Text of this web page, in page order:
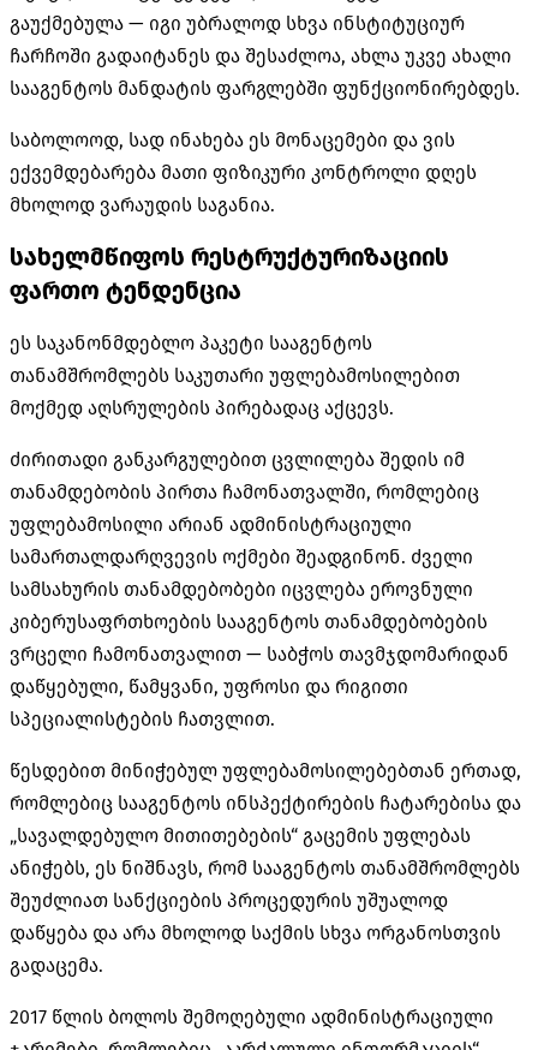
გაუქმებულა — იგი უბრალოდ სხვა ინსტიტუციურ
ჩარჩოში გადაიტანეს და შესაძლოა, ახლა უკვე ახალი
სააგენტოს მანდატის ფარგლებში ფუნქციონირებდეს.
საბოლოოდ, სად ინახება ეს მონაცემები და ვის
ექვემდებარება მათი ფიზიკური კონტროლი დღეს
მხოლოდ ვარაუდის საგანია.
სახელმწიფოს რესტრუქტურიზაციის
ფართო ტენდენცია
ეს საკანონმდებლო პაკეტი სააგენტოს
თანამშრომლებს საკუთარი უფლებამოსილებით
მოქმედ აღსრულების პირებადაც აქცევს.
ძირითადი განკარგულებით ცვლილება შედის იმ
თანამდებობის პირთა ჩამონათვალში, რომლებიც
უფლებამოსილი არიან ადმინისტრაციული
სამართალდარღვევის ოქმები შეადგინონ. ძველი
სამსახურის თანამდებობები იცვლება ეროვნული
კიბერუსაფრთხოების სააგენტოს თანამდებობების
ვრცელი ჩამონათვალით — საბჭოს თავმჯდომარიდან
დაწყებული, წამყვანი, უფროსი და რიგითი
სპეციალისტების ჩათვლით.
წესდებით მინიჭებულ უფლებამოსილებებთან ერთად,
რომლებიც სააგენტოს ინსპექტირების ჩატარებისა და
„სავალდებულო მითითებების“ გაცემის უფლებას
ანიჭებს, ეს ნიშნავს, რომ სააგენტოს თანამშრომლებს
შეუძლიათ სანქციების პროცედურის უშუალოდ
დაწყება და არა მხოლოდ საქმის სხვა ორგანოსთვის
გადაცემა.
2017 წლის ბოლოს შემოღებული ადმინისტრაციული